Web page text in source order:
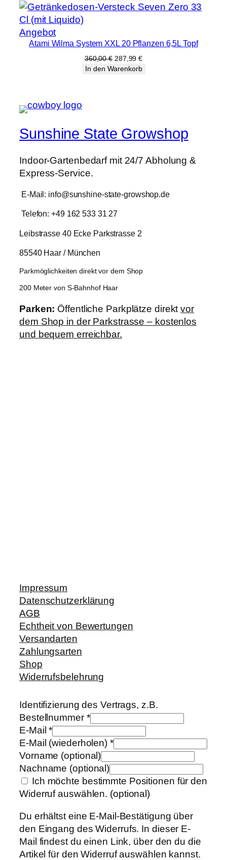
war:
380,00 €
ist:
303,99 €.
AngebotProdukt
im
Angebot
Atami Wilma System XXL 20 Pflanzen 6,5L Topf
360,00€ Ursprünglicher
Preis
287,99€Aktueller
Preis
In den Warenkorb
Sunshine State Growshop
Indoor-Gartenbedarf mit 24/7 Abholung &
Express-Service.
E-Mail: info@sunshine-state-growshop.de
Telefon: +49 162 533 31 27
Leibstrasse 40 Ecke Parkstrasse 2
85540 Haar / München
Parkmöglichkeiten direkt vor dem Shop
200 Meter von S-Bahnhof Haar
Parken: Öffentliche Parkplätze direktvor
dem Shop in der Parkstrasse – kostenlos
und bequem erreichbar.
Impressum
Datenschutzerklärung
AGB
Echtheit von Bewertungen
Versandarten
Zahlungsarten
Shop
Widerrufsbelehrung
Identifizierung des Vertrags, z.B.
Bestellnummer *
E-Mail*
E-Mail (wiederholen) *
Vorname (optional)
Nachname (optional)
Ich möchte bestimmte Positionen für den
Widerruf auswählen. (optional)
Du erhältst eine E-Mail-Bestätigung über
den Eingang des Widerrufs. In dieser E-
Mail findest du einen Link, über den du die
Artikel für den Widerruf auswählen kannst.